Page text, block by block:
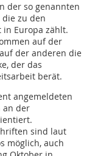
der so genannten
zu den
Europa zählt.
auf der
der anderen die
der das
berät.
angemeldeten
an der
sind laut
möglich, auch